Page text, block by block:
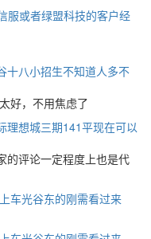
服或者绿盟科技的客户经
十八小招生不知道人多不
好，不用焦虑了
理想城三期141平现在可以
的评论一定程度上也是代
车光谷东的刚需看过来